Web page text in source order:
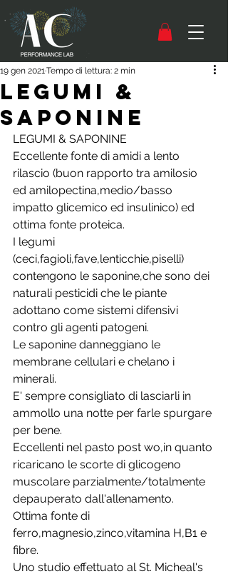
LEGUMI &
SAPONINE
19 gen 2021Tempo di lettura: 2 min
LEGUMI & SAPONINE
Eccellente fonte di amidi a lento
rilascio (buon rapporto tra amilosio
ed amilopectina,medio/basso
impatto glicemico ed insulinico) ed
ottima fonte proteica.
I legumi
(ceci,fagioli,fave,lenticchie,piselli)
contengono le saponine,che sono dei
naturali pesticidi che le piante
adottano come sistemi difensivi
contro gli agenti patogeni.
Le saponine danneggiano le
membrane cellulari e chelano i
minerali.
E' sempre consigliato di lasciarli in
ammollo una notte per farle spurgare
per bene.
Eccellenti nel pasto post wo,in quanto
ricaricano le scorte di glicogeno
muscolare parzialmente/totalmente
depauperato dall'allenamento.
Ottima fonte di
ferro,magnesio,zinco,vitamina H,B1 e
fibre.
Uno studio effettuato al St. Micheal's